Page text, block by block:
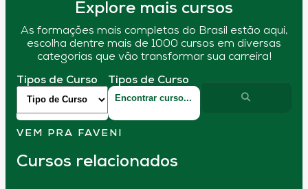
Explore mais cursos
As formações mais completas do Brasil estão aqui,
escolha dentre mais de 1000 cursos em diversas
categorias que vão transformar sua carreira!
Tipos de Curso Tipos de Curso
VEM PRA FAVENI
Cursos relacionados